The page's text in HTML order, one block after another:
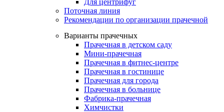
Для центрифуг
Поточная линия
Рекомендации по организации прачечной
Варианты прачечных
Прачечная в детском саду
Мини-прачечная
Прачечная в фитнес-центре
Прачечная в гостинице
Прачечная для города
Прачечная в больнице
Фабрика-прачечная
Химчистки